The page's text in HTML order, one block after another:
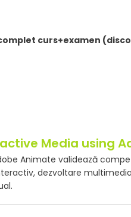
curs+examen
Media using
Animate validează
dezvoltare